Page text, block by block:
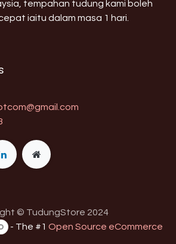
tempahan tudung kami boleh
iaitu dalam masa 1 hari.
© TudungStore 2024
- The #1Open Source eCommerce